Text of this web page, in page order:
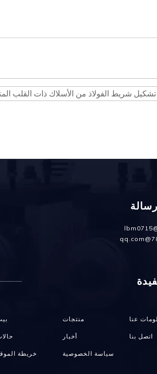
تشكيل شريط الفولاذ من الأسلاك ذات القلب
منتجات عنا
أخبار اتصل بنا
خريطة سياسة الخصوصية